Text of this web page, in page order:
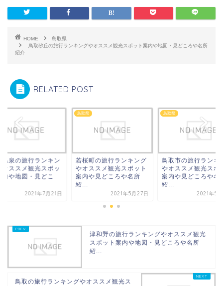
HOME
鳥取県
鳥取砂丘の旅行ランキングやオススメ観光スポット案内や地図・見どころや名所
紹介
RELATED POST
温泉の旅行ランキン
オススメ観光スポッ
内や地図・見どこ
2021年7月21日
鳥取県
若桜町の旅行ランキング
やオススメ観光スポット
案内や見どころや名所
紹...
2021年5月27日
鳥取県
鳥取市の旅行ランキ
やオススメ観光スポ
案内や見どころや名
紹...
2021年5
津和野の旅行ランキングやオススメ観光
スポット案内や地図・見どころや名所
紹...
鳥取の旅行ランキングやオススメ観光ス